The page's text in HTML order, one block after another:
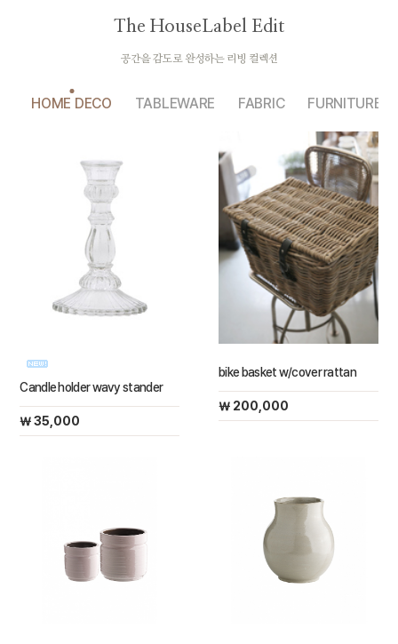
The HouseLabel Edit
공간을 감도로 완성하는 리빙 컬렉션
HOME DECO TABLEWARE FABRIC FURNITURE
Candle holder wavy stander
￦ 35,000
bike basket w/cover rattan
￦ 200,000